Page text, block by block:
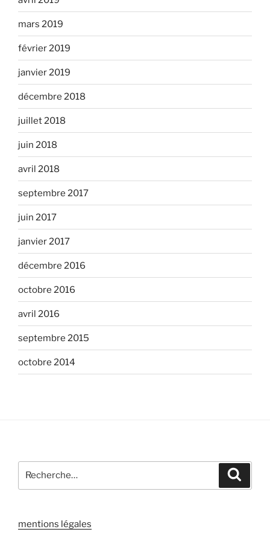
mars 2019
février 2019
janvier 2019
décembre 2018
juillet 2018
juin 2018
avril 2018
septembre 2017
juin 2017
janvier 2017
décembre 2016
octobre 2016
avril 2016
septembre 2015
octobre 2014
pour
mentions légales